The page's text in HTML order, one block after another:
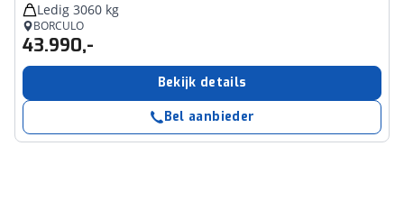
Ledig 3060 kg
BORCULO
43.990,-
Bekijk details
Bel aanbieder